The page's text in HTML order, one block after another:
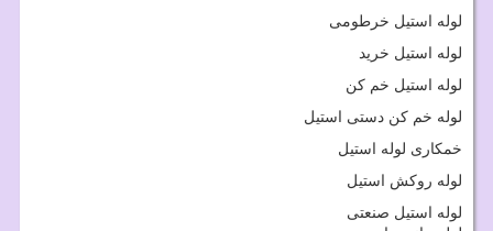
لوله استیل خرطومی
لوله استیل خرید
لوله استیل خم کن
لوله خم کن دستی استیل
خمکاری لوله استیل
لوله روکش استیل
لوله استیل صنعتی